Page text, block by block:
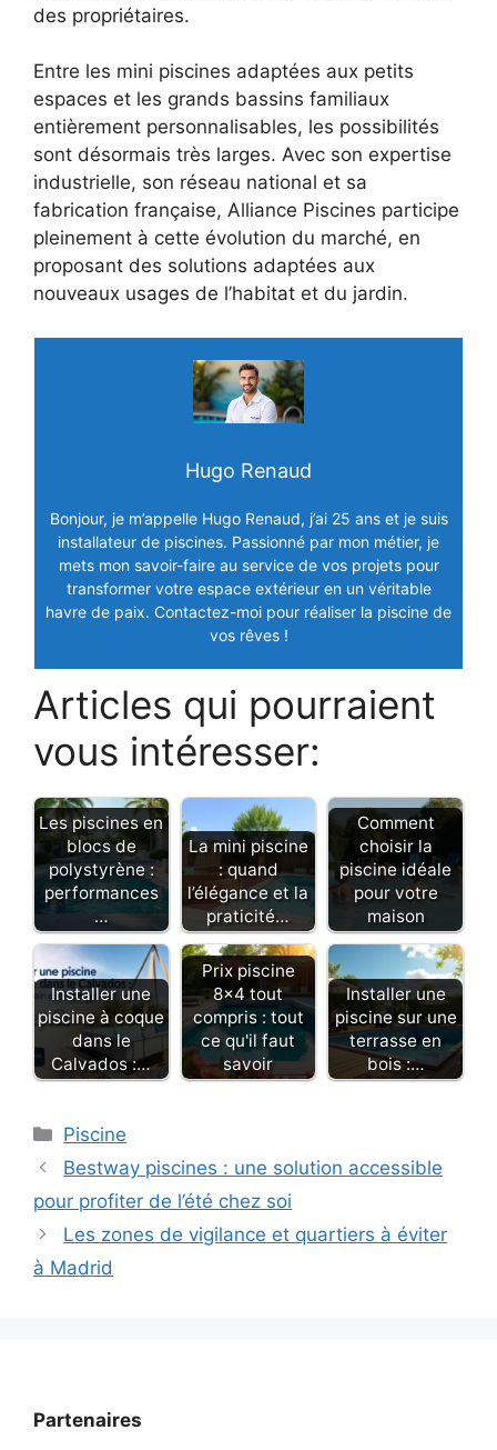
des propriétaires.
Entre les mini piscines adaptées aux petits
espaces et les grands bassins familiaux
entièrement personnalisables, les possibilités
sont désormais très larges. Avec son expertise
industrielle, son réseau national et sa
fabrication française, Alliance Piscines participe
pleinement à cette évolution du marché, en
proposant des solutions adaptées aux
nouveaux usages de l’habitat et du jardin.
Hugo Renaud
Bonjour, je m’appelle Hugo Renaud, j’ai 25 ans et je suis
installateur de piscines. Passionné par mon métier, je
mets mon savoir-faire au service de vos projets pour
transformer votre espace extérieur en un véritable
havre de paix. Contactez-moi pour réaliser la piscine de
vos rêves !
Articles qui pourraient
vous intéresser:
Les piscines en
blocs de
polystyrène :
performances
…
La mini piscine
: quand
l’élégance et la
praticité…
Comment
choisir la
piscine idéale
pour votre
maison
Installer une
piscine à coque
dans le
Calvados :…
Prix piscine
8x4 tout
compris : tout
ce qu'il faut
savoir
Installer une
piscine sur une
terrasse en
bois :…
Catégories
Piscine
Bestway piscines : une solution accessible
pour profiter de l’été chez soi
Les zones de vigilance et quartiers à éviter
à Madrid
Partenaires